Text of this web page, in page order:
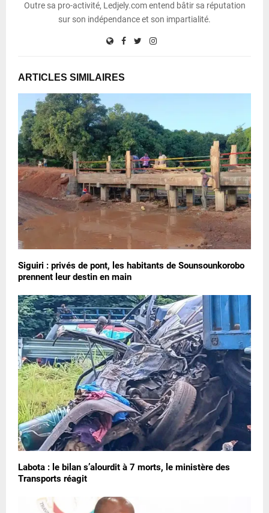
Outre sa pro-activité, Ledjely.com entend bâtir sa réputation
sur son indépendance et son impartialité.
ARTICLES SIMILAIRES
Siguiri : privés de pont, les habitants de Sounsounkorobo
prennent leur destin en main
Labota : le bilan s’alourdit à 7 morts, le ministère des
Transports réagit